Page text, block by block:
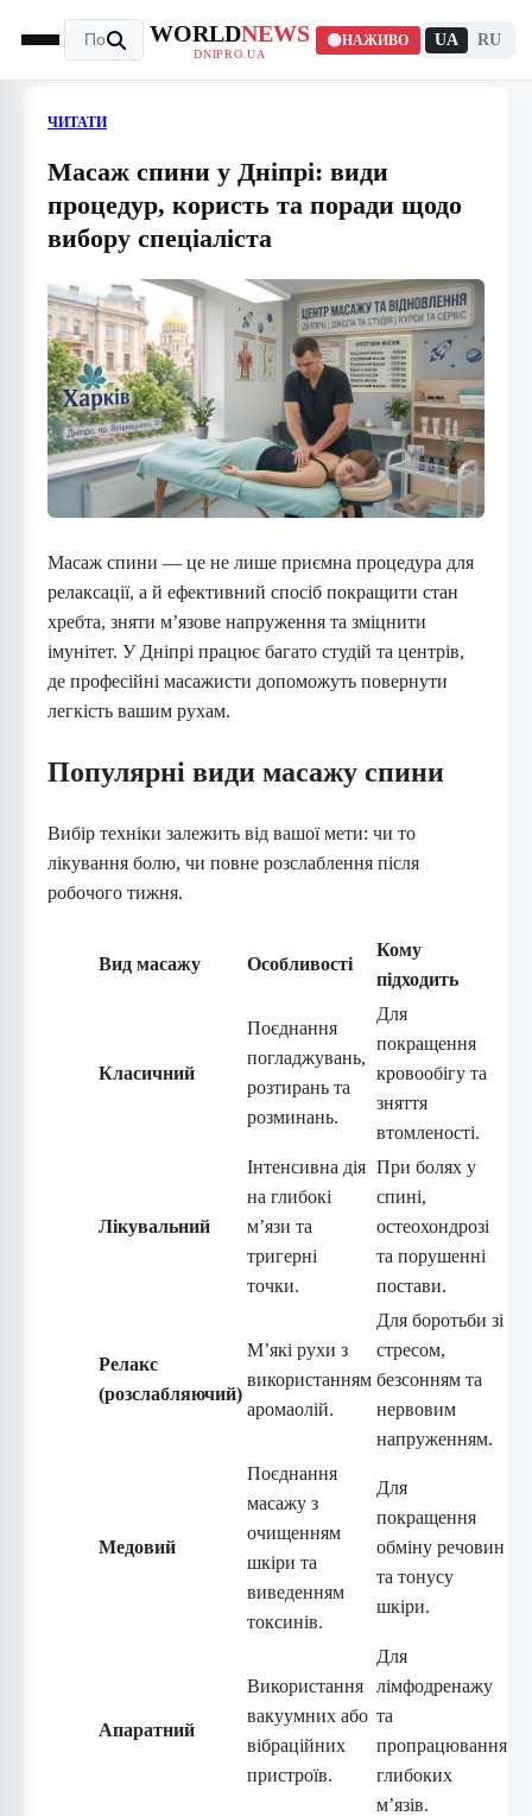
WORLDNEWS
DNIPRO.UA
НАЖИВО UA RU
ЧИТАТИ
Масаж спини у Дніпрі: види
процедур, користь та поради щодо
вибору спеціаліста
Масаж спини — це не лише приємна процедура для
релаксації, а й ефективний спосіб покращити стан
хребта, зняти м’язове напруження та зміцнити
імунітет. У Дніпрі працює багато студій та центрів,
де професійні масажисти допоможуть повернути
легкість вашим рухам.
Популярні види масажу спини
Вибір техніки залежить від вашої мети: чи то
лікування болю, чи повне розслаблення після
робочого тижня.
Вид масажу Особливості
Кому
підходить
Класичний
Поєднання
погладжувань,
розтирань та
розминань.
Для
покращення
кровообігу та
зняття
втомленості.
Лікувальний
Інтенсивна дія
на глибокі
м’язи та
тригерні
точки.
При болях у
спині,
остеохондрозі
та порушенні
постави.
Релакс
(розслабляючий)
М’які рухи з
використанням
аромаолій.
Для боротьби зі
стресом,
безсонням та
нервовим
напруженням.
Медовий
Поєднання
масажу з
очищенням
шкіри та
виведенням
токсинів.
Для
покращення
обміну речовин
та тонусу
шкіри.
Апаратний
Використання
вакуумних або
вібраційних
пристроїв.
Для
лімфодренажу
та
пропрацювання
глибоких
м’язів.